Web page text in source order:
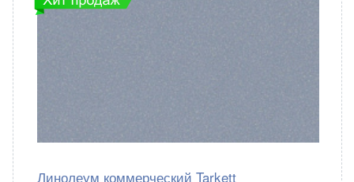
Линолеум коммерческий Tarkett